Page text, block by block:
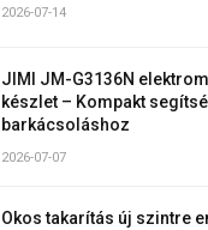
2026-07-14
JIMI JM-G3136N
készlet – Kompakt
barkácsoláshoz
2026-07-07
Okos takarítás új szintre